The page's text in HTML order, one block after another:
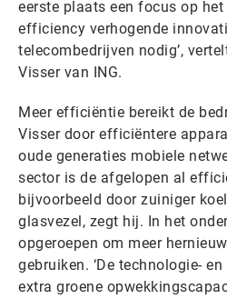
eerste plaats een focus op het
efficiency verhogende
telecombedrijven nodig’,
Visser van ING.
Meer efficiëntie bereikt de
Visser door efficiëntere
oude generaties mobiele
sector is de afgelopen al
bijvoorbeeld door zuiniger
glasvezel, zegt hij. In het
opgeroepen om meer
gebruiken. ‘De technologie-
extra groene